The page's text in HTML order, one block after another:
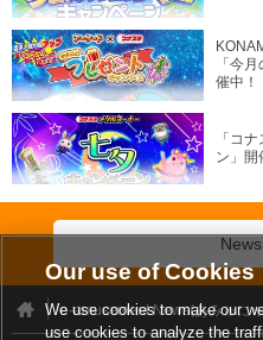
「今
催中！
「コ
ン」開
e-amusement News(あみゅに
Our use of Cookies
We use cookies to make our
use cookies to analyze the